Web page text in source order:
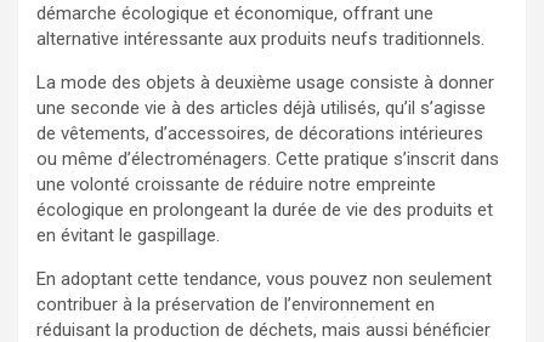
démarche écologique et économique, offrant une
alternative intéressante aux produits neufs traditionnels.
La mode des objets à deuxième usage consiste à donner
une seconde vie à des articles déjà utilisés, qu’il s’agisse
de vêtements, d’accessoires, de décorations intérieures
ou même d’électroménagers. Cette pratique s’inscrit dans
une volonté croissante de réduire notre empreinte
écologique en prolongeant la durée de vie des produits et
en évitant le gaspillage.
En adoptant cette tendance, vous pouvez non seulement
contribuer à la préservation de l’environnement en
réduisant la production de déchets, mais aussi bénéficier